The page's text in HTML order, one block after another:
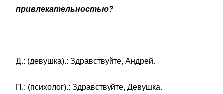
привлекательностью?
Д.: (девушка).: Здравствуйте, Андрей.
П.: (психолог).: Здравствуйте, Девушка.